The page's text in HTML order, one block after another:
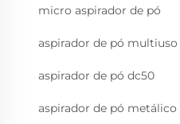
micro aspirador de pó
aspirador de pó multiuso
aspirador de pó dc50
aspirador de pó metálico